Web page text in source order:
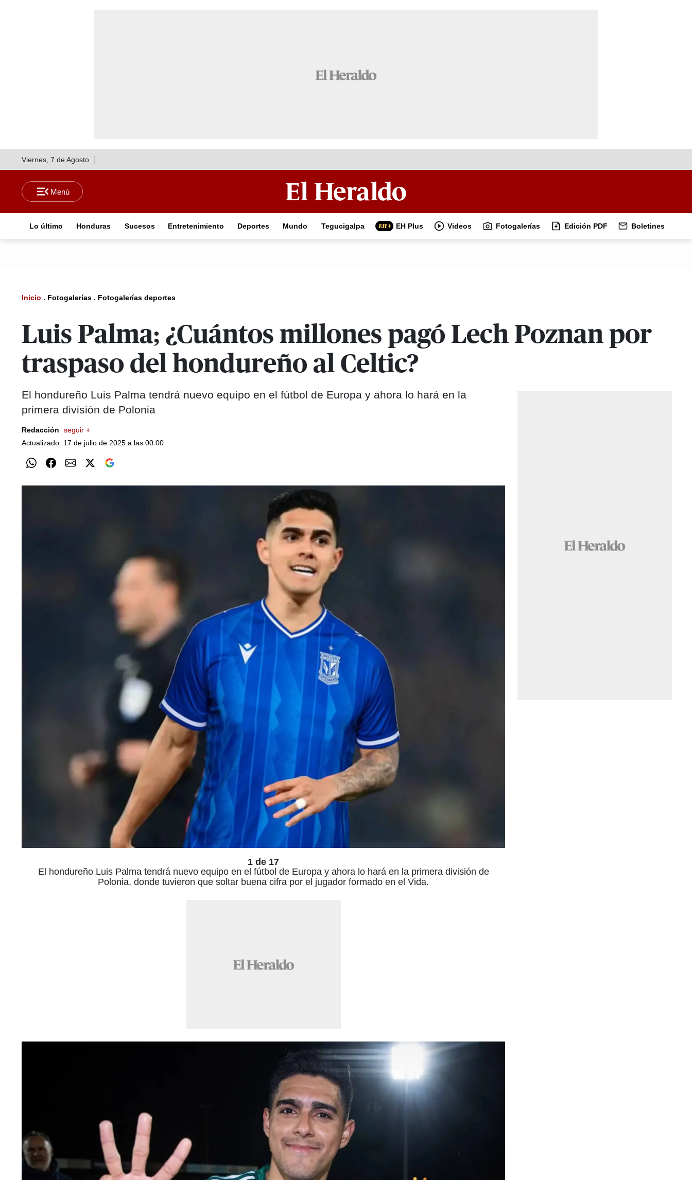
Viernes, 7 de Agosto
Lo último Honduras Sucesos Entretenimiento Deportes Mundo Tegucigalpa EH Plus Videos Fotogalerías Edición PDF Boletines
Inicio . Fotogalerías . Fotogalerías deportes
Luis Palma; ¿Cuántos millones pagó Lech Poznan por
traspaso del hondureño al Celtic?
El hondureño Luis Palma tendrá nuevo equipo en el fútbol de Europa y ahora lo hará en la
primera división de Polonia
Redacción
seguir +
Actualizado: 17 de julio de 2025 a las 00:00
1 de 17
El hondureño Luis Palma tendrá nuevo equipo en el fútbol de Europa y ahora lo hará en la primera división de
Polonia, donde tuvieron que soltar buena cifra por el jugador formado en el Vida.